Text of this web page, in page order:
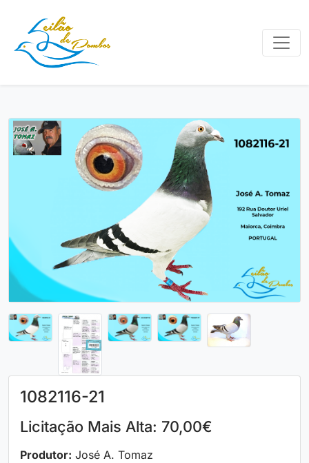
1082116-21
Licitação Mais Alta: 70,00€
Produtor: José A. Tomaz